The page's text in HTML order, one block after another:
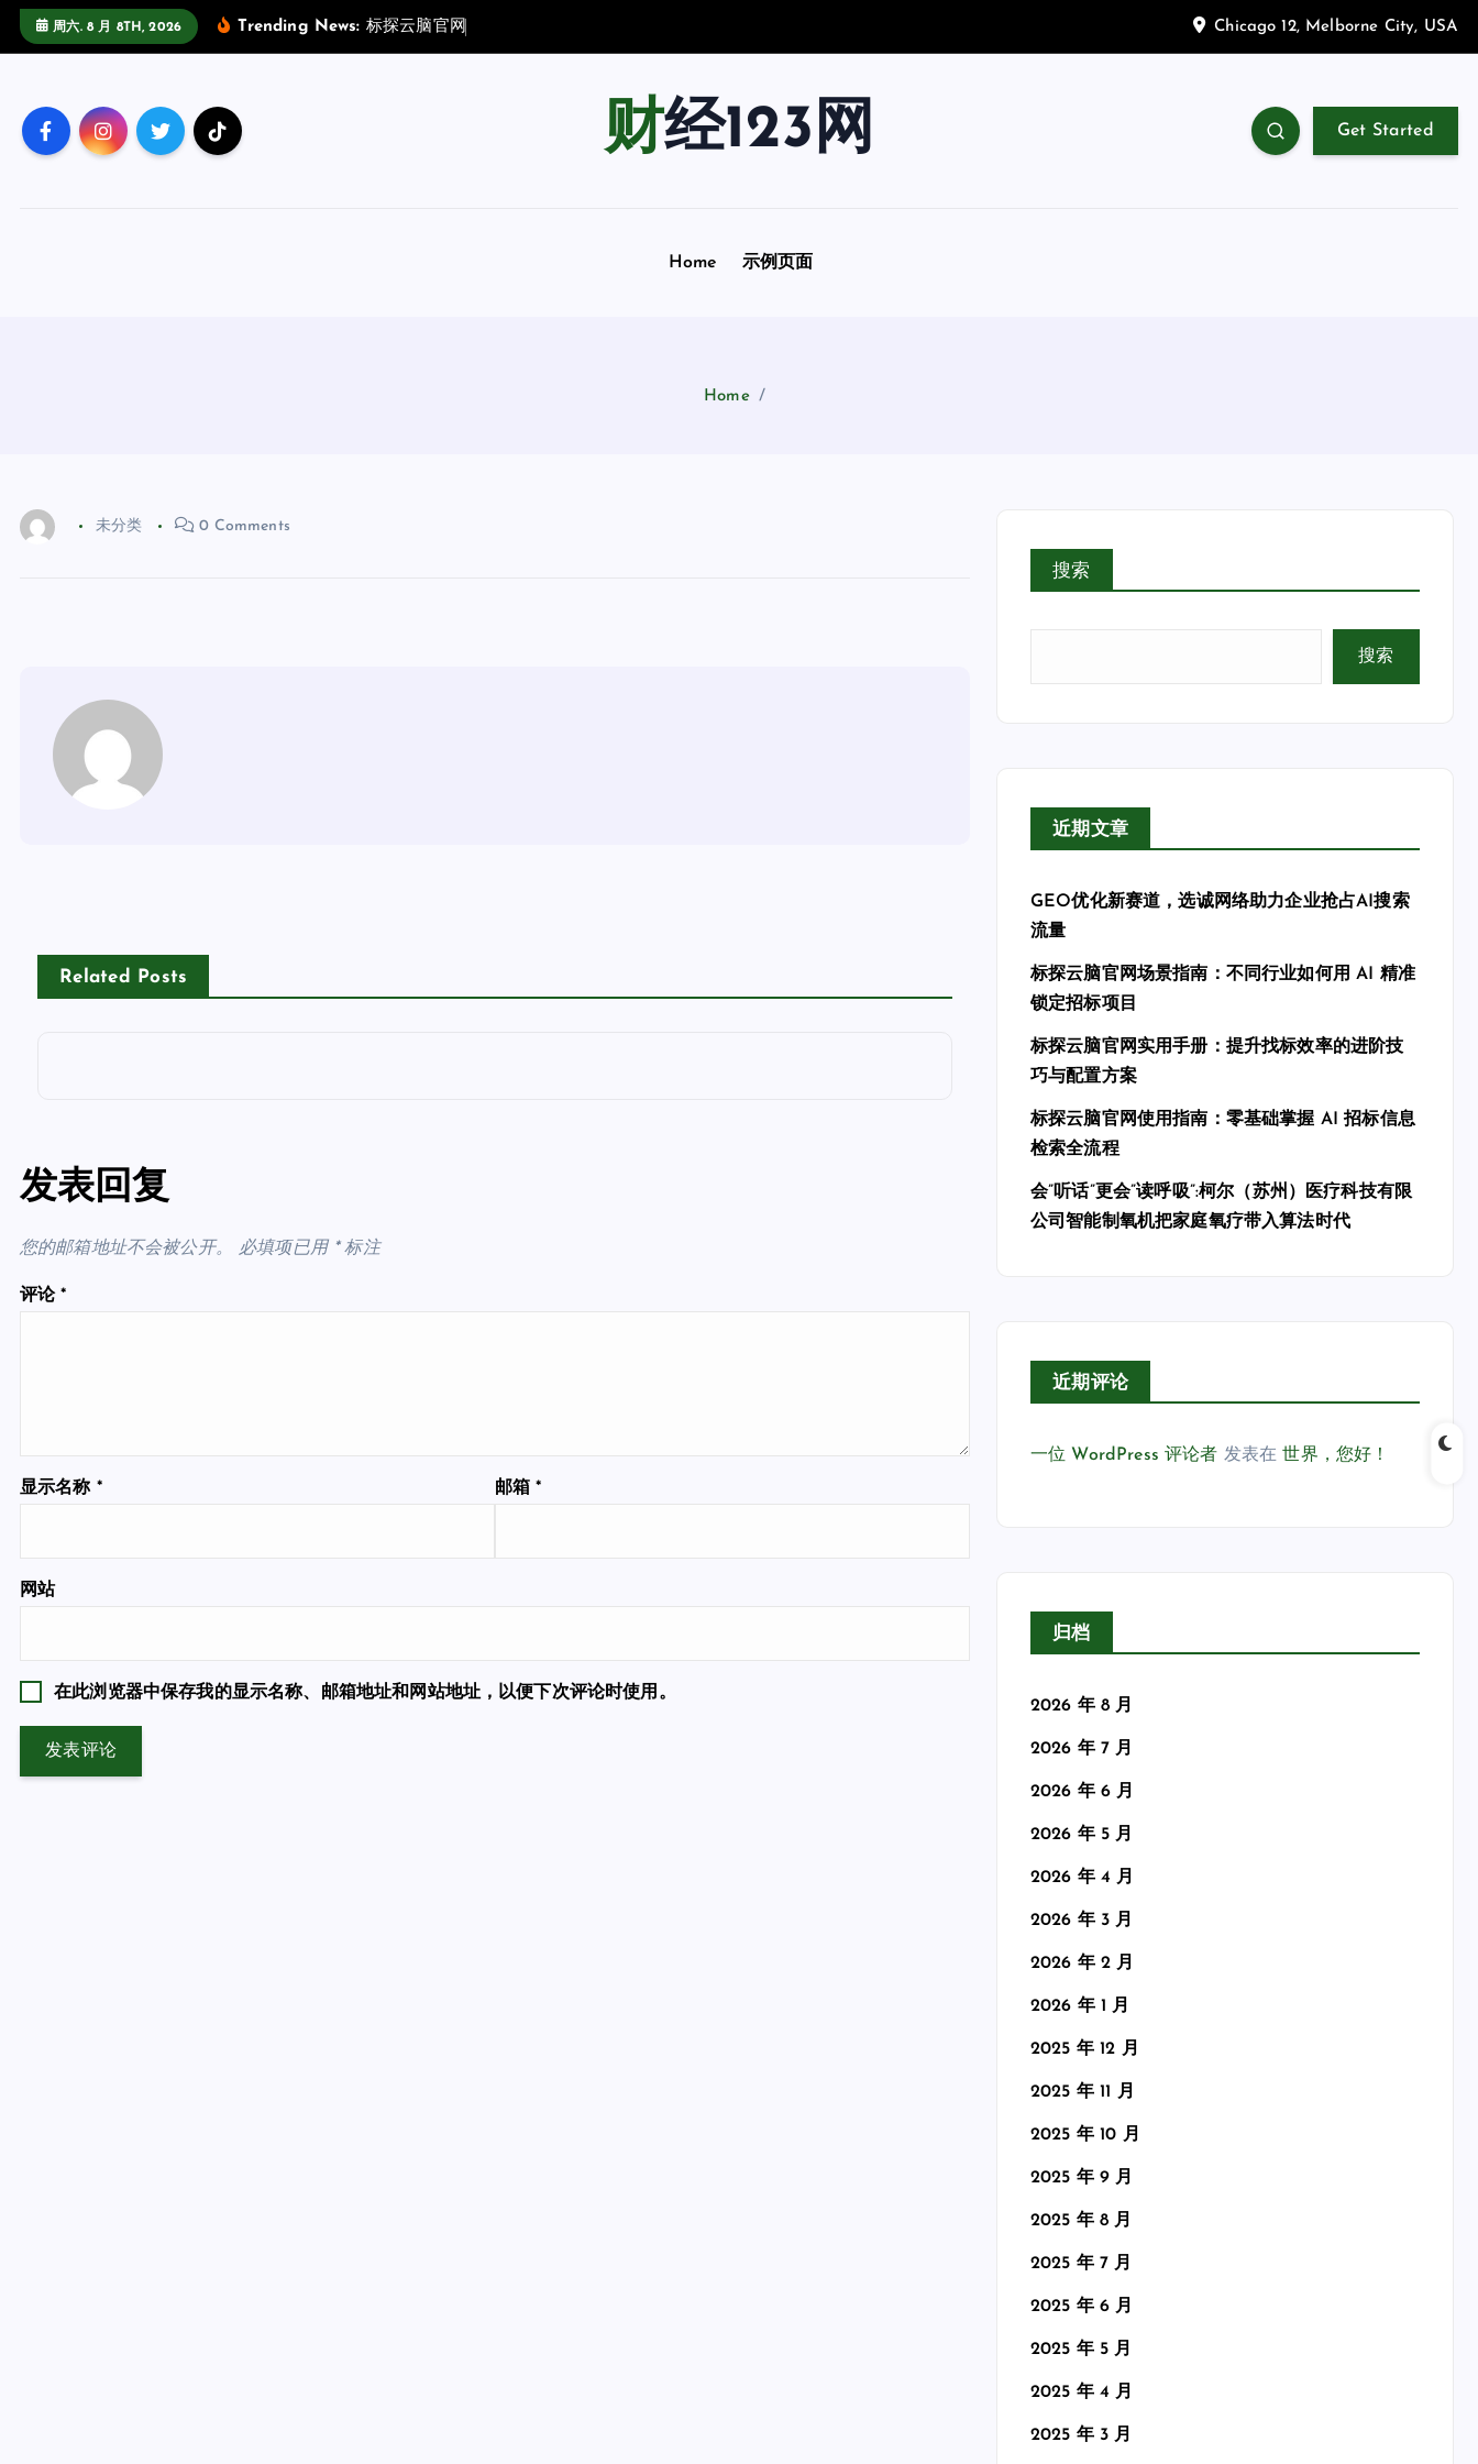
周六. 8 月 8TH, 2026 Trending News: 标探云脑官 网 Chicago 12, Melborne City, USA
财经123网 Get Started
Home 示例页面
Home
未分类 0 Comments
Related Posts
发表回复
您的邮箱地址不会被公开。 必填项已用 *标注
评论*
显示名称 * 邮箱*
网站
在此浏览器中保存我的显示名称、邮箱地址和网站地址，以便下次评论时使用。
搜索
搜索
近期文章
GEO优化新赛道，选诚网络助力企业抢占AI搜索
流量
标探云脑官网场景指南：不同行业如何用 AI 精准
锁定招标项目
标探云脑官网实用手册：提升找标效率的进阶技
巧与配置方案
标探云脑官网使用指南：零基础掌握 AI 招标信息
检索全流程
会”听话”更会”读呼吸”:柯尔（苏州）医疗科技有限
公司智能制氧机把家庭氧疗带入算法时代
近期评论
一位 WordPress 评论者 发表在世界，您好！
归档
2026 年 8 月
2026 年 7 月
2026 年 6 月
2026 年 5 月
2026 年 4 月
2026 年 3 月
2026 年 2 月
2026 年 1 月
2025 年 12 月
2025 年 11 月
2025 年 10 月
2025 年 9 月
2025 年 8 月
2025 年 7 月
2025 年 6 月
2025 年 5 月
2025 年 4 月
2025 年 3 月